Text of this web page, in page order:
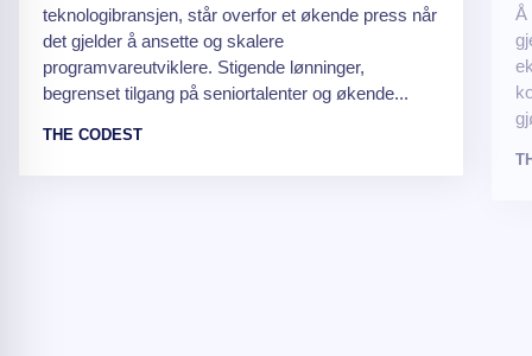
teknologibransjen, står overfor et økende press når
det gjelder å ansette og skalere
programvareutviklere. Stigende lønninger,
begrenset tilgang på seniortalenter og økende...
THE CODEST
Å